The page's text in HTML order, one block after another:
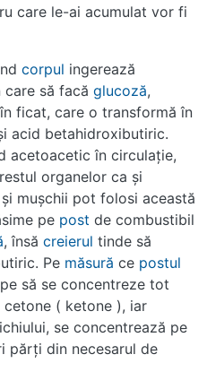
care le-ai acumulat vor fi
corpul ingerează
să facă glucoză,
ficat, care o transformă în
acid betahidroxibutiric.
acetoacetic în circulaţie,
organelor ca şi
şi muşchii pot folosi această
pe post de combustibil
, însă creierul tinde să
Pe măsură ce postul
să se concentreze tot
( ketone ), iar
se concentrează pe
părţi din necesarul de